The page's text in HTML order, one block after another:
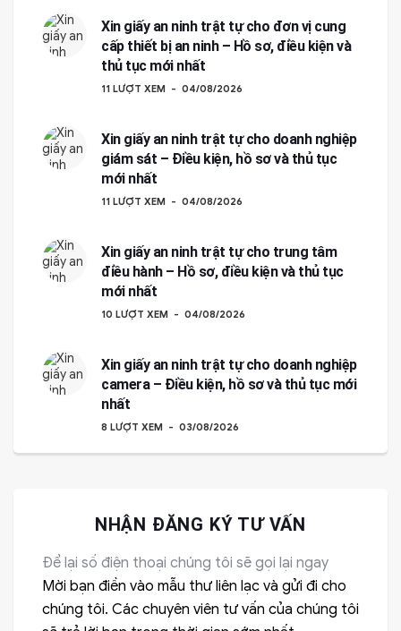
Xin giấy an ninh trật tự cho đơn vị cung
cấp thiết bị an ninh – Hồ sơ, điều kiện và
thủ tục mới nhất
11 LƯỢT XEM 04/08/2026
Xin giấy an ninh trật tự cho doanh nghiệp
giám sát – Điều kiện, hồ sơ và thủ tục
mới nhất
11 LƯỢT XEM 04/08/2026
Xin giấy an ninh trật tự cho trung tâm
điều hành – Hồ sơ, điều kiện và thủ tục
mới nhất
10 LƯỢT XEM 04/08/2026
Xin giấy an ninh trật tự cho doanh nghiệp
camera – Điều kiện, hồ sơ và thủ tục mới
nhất
8 LƯỢT XEM 03/08/2026
NHẬN ĐĂNG KÝ TƯ VẤN
Để lại số điện thoại chúng tôi sẽ gọi lại ngay
Mời bạn điền vào mẫu thư liên lạc và gửi đi cho
chúng tôi. Các chuyên viên tư vấn của chúng tôi